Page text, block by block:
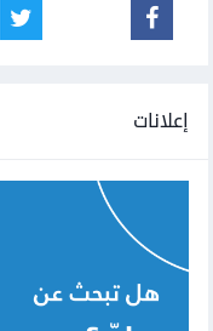
إعلانات